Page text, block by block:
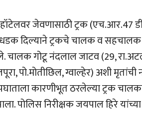
जेवणासाठी ट्रक (एच.आर.47
दिल्याने ट्रकचे चालक व सहचालक हे
चालक गोटू नंदलाल जाटव (29,
पो.मोतीछिल, ग्वाल्हेर) अशी
कारणीभूत ठरलेल्या ट्रक
पोलिस निरीक्षक जयपाल हिरे